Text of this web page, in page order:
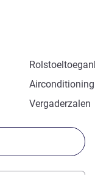
Airconditioning
Vergaderzalen